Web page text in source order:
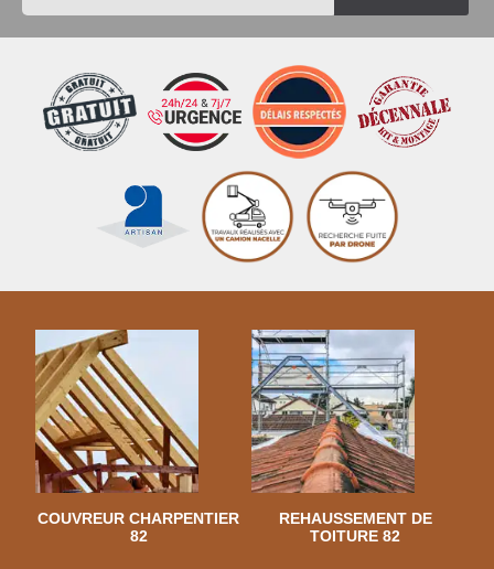
COUVREUR CHARPENTIER
82
REHAUSSEMENT DE
TOITURE 82